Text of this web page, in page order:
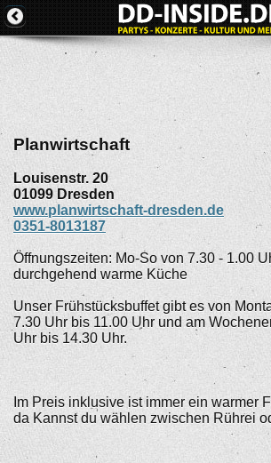
Planwirtschaft
Louisenstr. 20
01099 Dresden
www.planwirtschaft-dresden.de
0351-8013187
Öffnungszeiten: Mo-So von 7.30 - 1.00
durchgehend warme Küche
Unser Frühstücksbuffet gibt es von
7.30 Uhr bis 11.00 Uhr und am
Uhr bis 14.30 Uhr.
Im Preis inklusive ist immer ein warmer
da Kannst du wählen zwischen Rührei